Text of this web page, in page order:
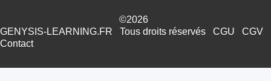
©2026
GENYSIS-LEARNING.FR
Tous droits réservés CGU
CGV
Contact